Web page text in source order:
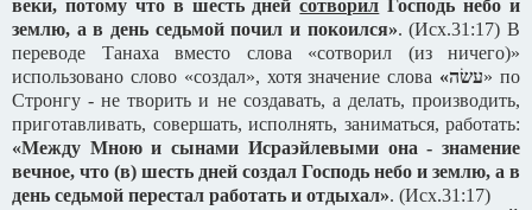
веки, потому что в шесть днейсотворил Господь небо и
землю, а в день седьмой почил и покоился». (Исх.31:17) В
переводе Танаха вместо слова «сотворил (из ничего)»
использовано слово «создал», хотя значение слова «עשׂה» по
Стронгу - не творить и не создавать, а делать, производить,
приготавливать, совершать, исполнять, заниматься, работать:
«Между Мною и сынами Исраэйлевыми она - знамение
вечное, что (в) шесть дней создал Господь небо и землю, а в
день седьмой перестал работать и отдыхал». (Исх.31:17)